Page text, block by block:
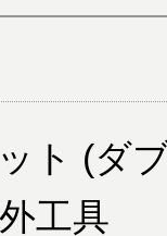
ト (ダ
工具